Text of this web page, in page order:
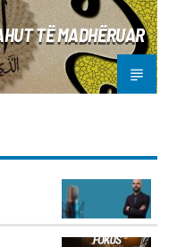
TË MADHËRUAR